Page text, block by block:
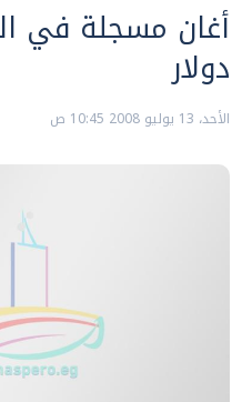
دولار
الأحد، 13 يوليو 2008 10:45 ص